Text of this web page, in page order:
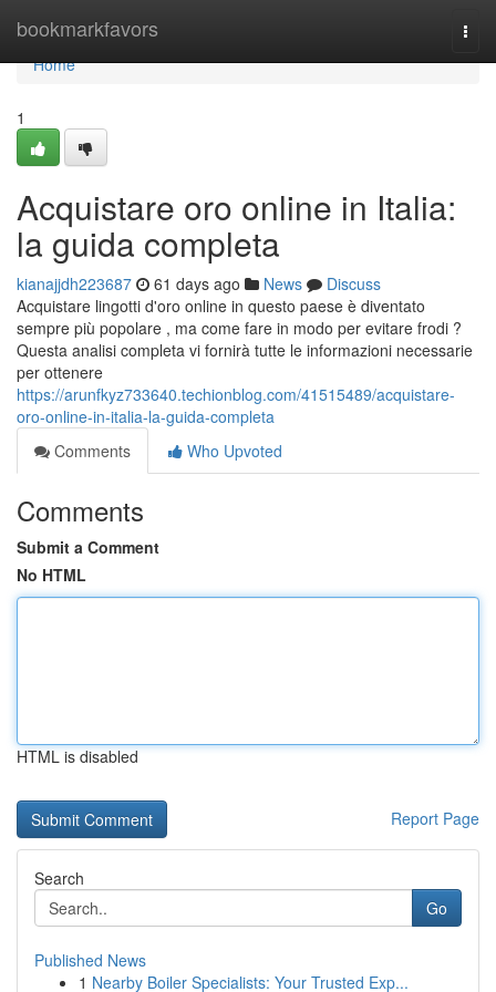
bookmarkfavors
Home
Home
1
Acquistare oro online in Italia:
la guida completa
kianajjdh223687 61 days ago News
Discuss
Acquistare lingotti d'oro online in questo paese è diventato
sempre più popolare , ma come fare in modo per evitare frodi ?
Questa analisi completa vi fornirà tutte le informazioni necessarie
per ottenere
https://arunfkyz733640.techionblog.com/41515489/acquistare-
oro-online-in-italia-la-guida-completa
Comments
Who Upvoted
Comments
Submit a Comment
No HTML
HTML is disabled
Report Page
Search
Go
Published News
1 Nearby Boiler Specialists: Your Trusted Exp...